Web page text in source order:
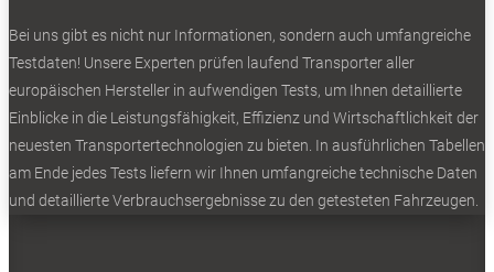
Bei uns gibt es nicht nur Informationen, sondern auch umfangreiche
Testdaten! Unsere Experten prüfen laufend Transporter aller
europäischen Hersteller in aufwendigen Tests, um Ihnen detaillierte
Einblicke in die Leistungsfähigkeit, Effizienz und Wirtschaftlichkeit der
neuesten Transportertechnologien zu bieten. In ausführlichen Tabellen
am Ende jedes Tests liefern wir Ihnen umfangreiche technische Daten
und detaillierte Verbrauchsergebnisse zu den getesteten Fahrzeugen.